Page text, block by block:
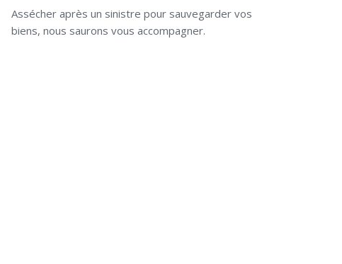
Assécher après un sinistre pour sauvegarder vos
biens, nous saurons vous accompagner.